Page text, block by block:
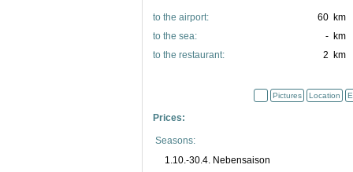
60 km
to the airport:
- km
to the sea:
2 km
to the restaurant:
Pictures Location
Prices:
Seasons:
1.10.-30.4. Nebensaison